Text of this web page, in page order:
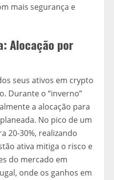
mais segurança e
Alocação por
seus ativos em crypto
Durante o “inverno”
a alocação para
No pico de um
20-30%, realizando
ativa mitiga o risco e
do mercado em
onde os ganhos em